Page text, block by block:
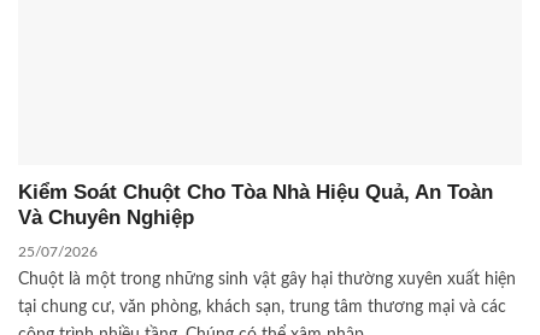
Kiểm Soát Chuột Cho Tòa Nhà Hiệu Quả, An Toàn
Và Chuyên Nghiệp
25/07/2026
Chuột là một trong những sinh vật gây hại thường xuyên xuất hiện
tại chung cư, văn phòng, khách sạn, trung tâm thương mại và các